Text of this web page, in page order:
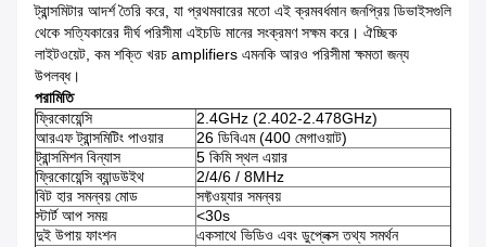
ট্রান্সমিটার আদর্শ তৈরি করে, যা প্রথমবারের মতো এই ক্রমবর্ধমান জনপ্রিয় ডিভাইসগুলি
থেকে সত্যিকারের দীর্ঘ পরিসীমা এইচডি মানের সংক্রমণ সক্ষম করে। ঐচ্ছিক
লাইটওয়েট, কম শক্তি খরচ amplifiers এমনকি আরও পরিসীমা ক্ষমতা জন্য
উপলব্ধ।
পরামিতি
ফ্রিকোয়েন্সি
2.4GHz (2.402-2.478GHz)
আরএফ ট্রান্সমিটিং পাওয়ার
26 ডিবিএম (400 মেগাওয়াট)
ট্রান্সমিশন বিন্যাস
5 কিমি স্থল এয়ার
ফ্রিকোয়েন্সি ব্যান্ডউইথ
2/4/6 / 8MHz
বিট হার সমন্বয় মোড
সফ্টওয়্যার সমন্বয়
স্টার্ট আপ সময়
<30s
দুই উপায় ফাংশন
একসাথে ভিডিও এবং ডুপ্লেক্স তথ্য সমর্থন